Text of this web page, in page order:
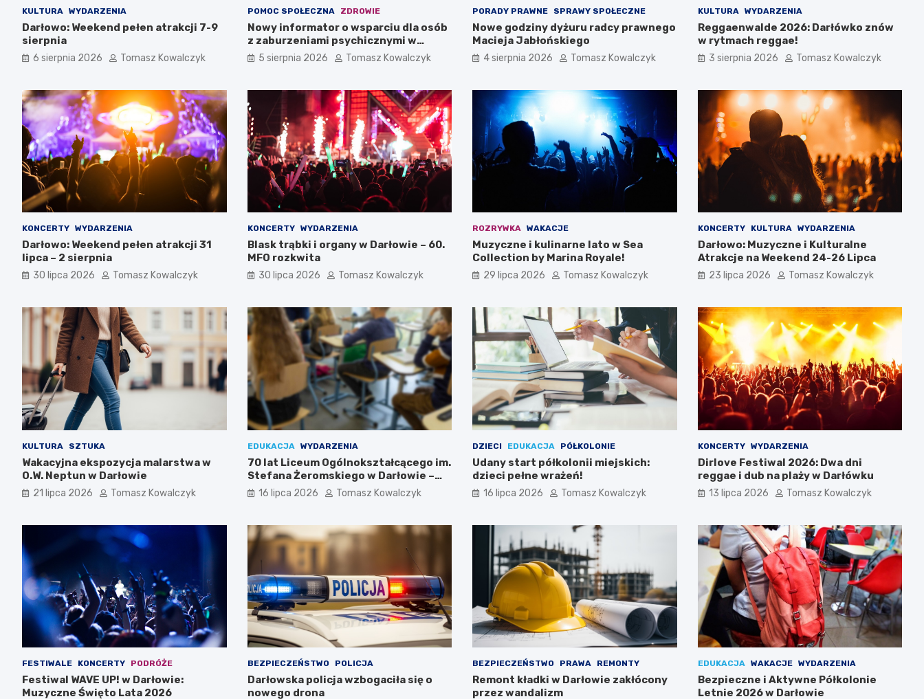
KULTURA WYDARZENIA
Darłowo: Weekend pełen atrakcji 7-9
sierpnia
6 sierpnia 2026 Tomasz Kowalczyk
POMOC SPOŁECZNA ZDROWIE
Nowy informator o wsparciu dla osób
z zaburzeniami psychicznymi w
Zachodniopomorskiem na 2026 rok
5 sierpnia 2026 Tomasz Kowalczyk
PORADY PRAWNE SPRAWY SPOŁECZNE
Nowe godziny dyżuru radcy prawnego
Macieja Jabłońskiego
4 sierpnia 2026 Tomasz Kowalczyk
KULTURA WYDARZENIA
Reggaenwalde 2026: Darłówko znów
w rytmach reggae!
3 sierpnia 2026 Tomasz Kowalczyk
KONCERTY WYDARZENIA
Darłowo: Weekend pełen atrakcji 31
lipca – 2 sierpnia
30 lipca 2026 Tomasz Kowalczyk
KONCERTY WYDARZENIA
Blask trąbki i organy w Darłowie – 60.
MFO rozkwita
30 lipca 2026 Tomasz Kowalczyk
ROZRYWKA WAKACJE
Muzyczne i kulinarne lato w Sea
Collection by Marina Royale!
29 lipca 2026 Tomasz Kowalczyk
KONCERTY KULTURA WYDARZENIA
Darłowo: Muzyczne i Kulturalne
Atrakcje na Weekend 24-26 Lipca
23 lipca 2026 Tomasz Kowalczyk
KULTURA SZTUKA
Wakacyjna ekspozycja malarstwa w
O.W. Neptun w Darłowie
21 lipca 2026 Tomasz Kowalczyk
EDUKACJA WYDARZENIA
70 lat Liceum Ogólnokształcącego im.
Stefana Żeromskiego w Darłowie –
Świętuj z nami!
16 lipca 2026 Tomasz Kowalczyk
DZIECI EDUKACJA PÓŁKOLONIE
Udany start półkolonii miejskich:
dzieci pełne wrażeń!
16 lipca 2026 Tomasz Kowalczyk
KONCERTY WYDARZENIA
Dirlove Festiwal 2026: Dwa dni
reggae i dub na plaży w Darłówku
13 lipca 2026 Tomasz Kowalczyk
FESTIWALE KONCERTY PODRÓŻE
Festiwal WAVE UP! w Darłowie:
Muzyczne Święto Lata 2026
BEZPIECZEŃSTWO POLICJA
Darłowska policja wzbogaciła się o
nowego drona
BEZPIECZEŃSTWO PRAWA REMONTY
Remont kładki w Darłowie zakłócony
przez wandalizm
EDUKACJA WAKACJE WYDARZENIA
Bezpieczne i Aktywne Półkolonie
Letnie 2026 w Darłowie